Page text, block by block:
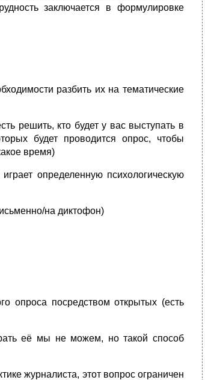
заключается в формулировке
разбить их на тематические
решить, кто будет у вас выступать в
будет проводится опрос, чтобы
время)
определенную психологическую
на диктофон)
опроса посредством открытых (есть
её мы не можем, но такой способ
журналиста, этот вопрос ограничен